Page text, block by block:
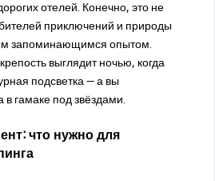
отелей. Конечно, это не
приключений и природы
запоминающимся опытом.
выглядит ночью, когда
подсветка — а вы
гамаке под звёздами.
что нужно для